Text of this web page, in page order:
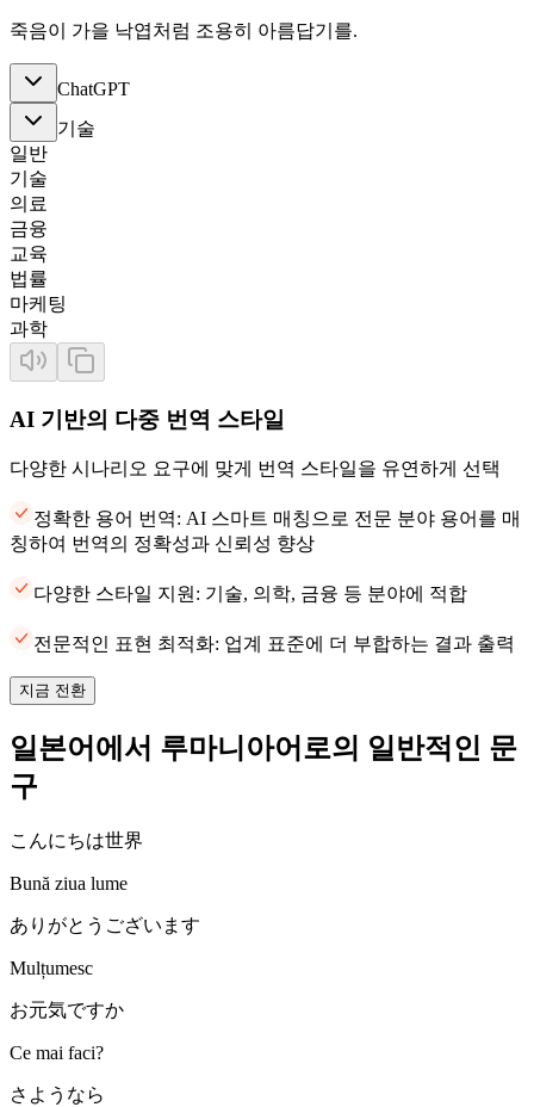
죽음이 가을 낙엽처럼 조용히 아름답기를.
ChatGPT
기술
일반
기술
의료
금융
교육
법률
마케팅
과학
AI 기반의 다중 번역 스타일
다양한 시나리오 요구에 맞게 번역 스타일을 유연하게 선택
정확한 용어 번역: AI 스마트 매칭으로 전문 분야 용어를 매
칭하여 번역의 정확성과 신뢰성 향상
다양한 스타일 지원: 기술, 의학, 금융 등 분야에 적합
전문적인 표현 최적화: 업계 표준에 더 부합하는 결과 출력
지금 전환
일본어에서 루마니아어로의 일반적인 문
구
こんにちは世界
Bună ziua lume
ありがとうございます
Mulțumesc
お元気ですか
Ce mai faci?
さようなら